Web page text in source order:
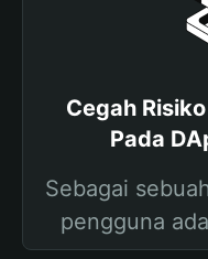
Cegah
Pada
Sebagai
pengguna